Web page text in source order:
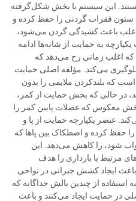
این سیستم با بخش شکل‌گرفته
فقرات گردنی را حفظ کرده و
اغلب باعث کشیدگی گردن می‌شود،
به حمایت از شانه‌ها ادامه
اغلب زمانی رخ می‌دهد که
جلوگیری می‌کند. مؤلفه اصلی حمایت
که بلندکردن ملایمی را بدون
در حالی که بخش حمایت از کمر،
معکوس که عضلات پایین کمر را
عنصر یکپارچه حمایت از پا و
را حفظ کرده و اصطکاک بین پاها که
شود، را کاهش می‌دهد. این
مرتبط با بارداری را هدف
ایجاد کشش جبرانی در نواحی
از چندین بالش جداگانه که
در حمایت ایجاد می‌کنند و باعث